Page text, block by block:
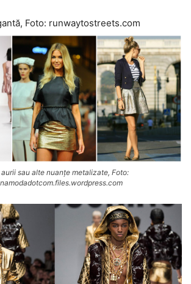
Foto: runwaytostreets.com
sau alte nuanțe metalizate, Foto: